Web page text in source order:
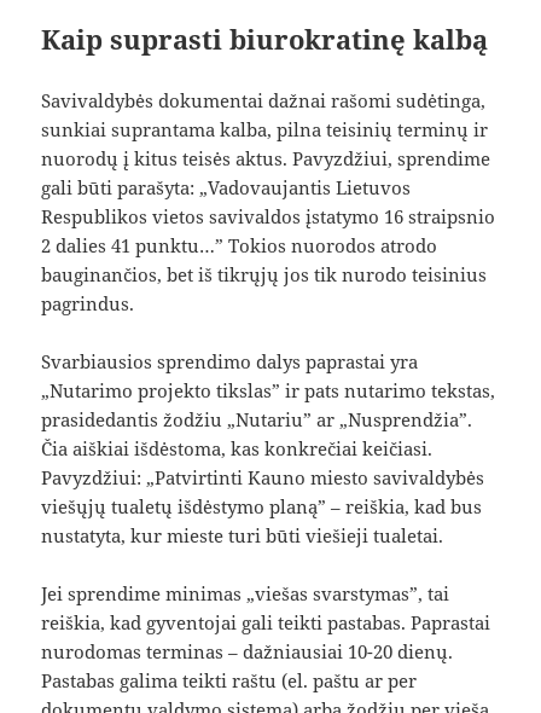
Kaip suprasti biurokratinę kalbą
Savivaldybės dokumentai dažnai rašomi sudėtinga,
sunkiai suprantama kalba, pilna teisinių terminų ir
nuorodų į kitus teisės aktus. Pavyzdžiui, sprendime
gali būti parašyta: „Vadovaujantis Lietuvos
Respublikos vietos savivaldos įstatymo 16 straipsnio
2 dalies 41 punktu…” Tokios nuorodos atrodo
bauginančios, bet iš tikrųjų jos tik nurodo teisinius
pagrindus.
Svarbiausios sprendimo dalys paprastai yra
„Nutarimo projekto tikslas” ir pats nutarimo tekstas,
prasidedantis žodžiu „Nutariu” ar „Nusprendžia”.
Čia aiškiai išdėstoma, kas konkrečiai keičiasi.
Pavyzdžiui: „Patvirtinti Kauno miesto savivaldybės
viešųjų tualetų išdėstymo planą” – reiškia, kad bus
nustatyta, kur mieste turi būti viešieji tualetai.
Jei sprendime minimas „viešas svarstymas”, tai
reiškia, kad gyventojai gali teikti pastabas. Paprastai
nurodomas terminas – dažniausiai 10-20 dienų.
Pastabas galima teikti raštu (el. paštu ar per